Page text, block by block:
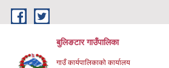
Skip to main content
बुलिङटार गाउँपालिका
गाउँ कार्यपालिकाको कार्यालय